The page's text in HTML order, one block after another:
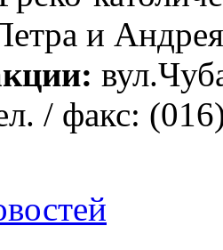
и
/ факс: